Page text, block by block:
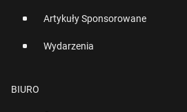
Artykuły Sponsorowane
Wydarzenia
BIURO